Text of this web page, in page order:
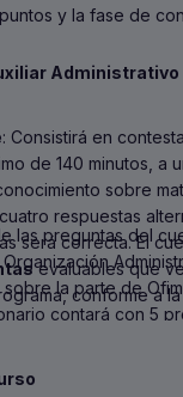
y la fase de
: Consistirá en
de 140 minutos, a
sobre
respuestas
será correcta. El
evaluables que
conforme a
las preguntas del
la parte de
contará con 5
podrán versar